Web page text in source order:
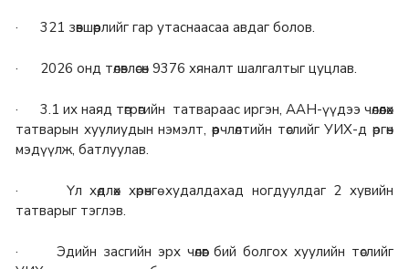
· 321 зөвшөөрлийг гар утаснаасаа авдаг болов.
· 2026 онд төлөвлөсөн 9376 хяналт шалгалтыг цуцлав.
· 3.1 их наяд төгрөгийн татвараас иргэн, ААН-үүдээ чөлөөлөх
татварын хуулиудын нэмэлт, өөрчлөлтийн төслийг УИХ-д өргөн
мэдүүлж, батлуулав.
· Үл хөдлөх хөрөнгө худалдахад ногдуулдаг 2 хувийн
татварыг тэглэв.
· Эдийн засгийн эрх чөлөөг бий болгох хуулийн төслийг